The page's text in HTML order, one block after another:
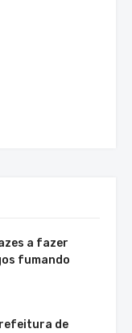
a fazer
fumando
de